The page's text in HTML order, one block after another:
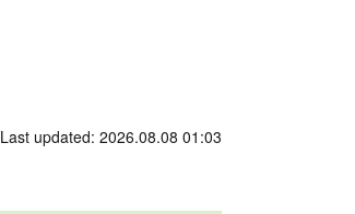
Last updated: 2026.08.08 01:03